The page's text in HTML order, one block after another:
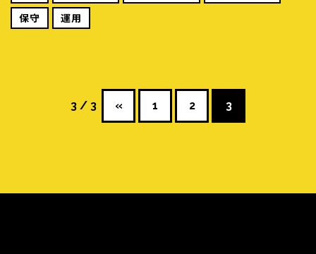
保守
運用
3 / 3 « 1 2 3